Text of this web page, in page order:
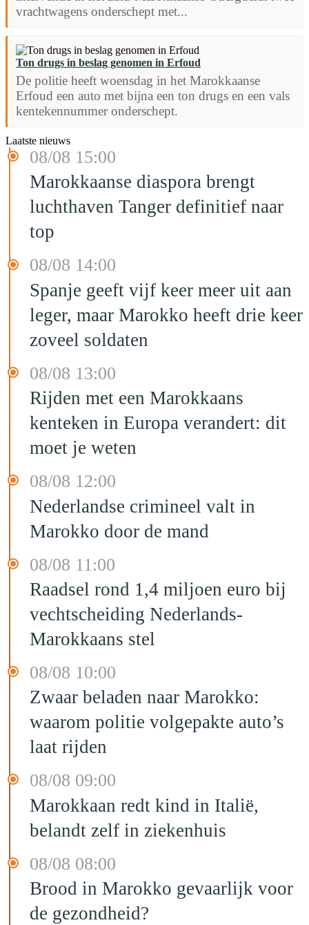
vrachtwagens onderschept met...
Ton drugs in beslag genomen in Erfoud
De politie heeft woensdag in het Marokkaanse
Erfoud een auto met bijna een ton drugs en een vals
kentekennummer onderschept.
Laatste nieuws
08/08 15:00
Marokkaanse diaspora brengt
luchthaven Tanger definitief naar
top
08/08 14:00
Spanje geeft vijf keer meer uit aan
leger, maar Marokko heeft drie keer
zoveel soldaten
08/08 13:00
Rijden met een Marokkaans
kenteken in Europa verandert: dit
moet je weten
08/08 12:00
Nederlandse crimineel valt in
Marokko door de mand
08/08 11:00
Raadsel rond 1,4 miljoen euro bij
vechtscheiding Nederlands-
Marokkaans stel
08/08 10:00
Zwaar beladen naar Marokko:
waarom politie volgepakte auto’s
laat rijden
08/08 09:00
Marokkaan redt kind in Italië,
belandt zelf in ziekenhuis
08/08 08:00
Brood in Marokko gevaarlijk voor
de gezondheid?